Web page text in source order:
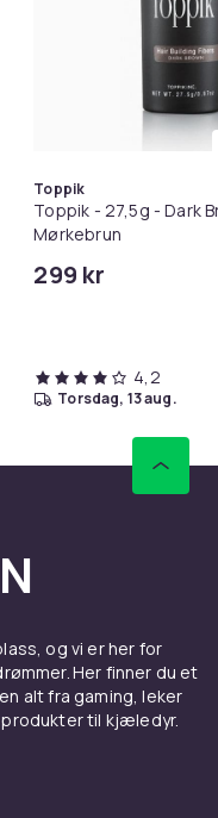
Teppe Ombre
Toppik
Toppik - 27,5g - Dark
Mørkebrun
299 kr
4,2
torsdag, 13 aug.
og vi er her for
Her finner du et
alt fra gaming, leker
til kjæledyr.